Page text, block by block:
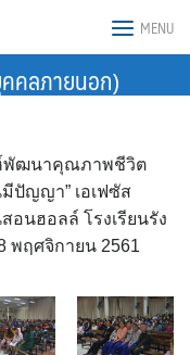
MENU
คลภายนอก)
ห์พัฒนาคุณภาพชีวิต
มีปัญญา” เอเฟซัส
นฮอลล์ โรงเรียนรัง
พฤศจิกายน 2561